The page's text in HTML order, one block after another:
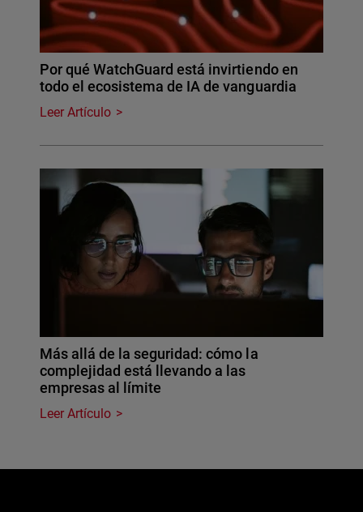
Por qué WatchGuard está invirtiendo en
todo el ecosistema de IA de vanguardia
Leer Artículo
Más allá de la seguridad: cómo la
complejidad está llevando a las
empresas al límite
Leer Artículo